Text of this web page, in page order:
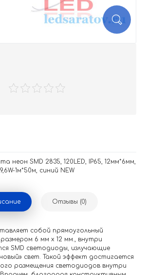
неон SMD 2835, 120LED, IP65, 12мм*6мм,
1м*50м, синий NEW
Отзывы (0)
собой прямоугольный
6 мм х 12 мм., внутри
SMD светодиоды, излучающие
свет. Такой эффект достигается
размещения светодиодов внутри